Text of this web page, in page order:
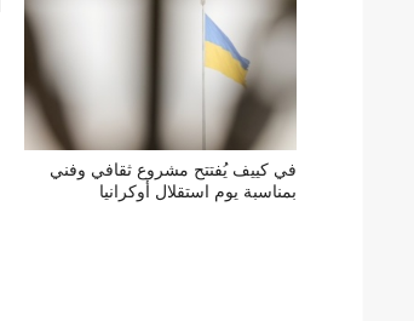
في كييف يُفتتح مشروع ثقافي وفني
بمناسبة يوم استقلال أوكرانيا